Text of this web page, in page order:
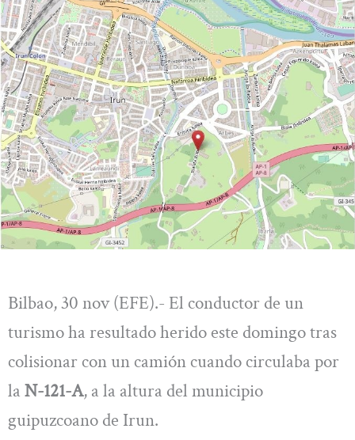
Bilbao, 30 nov (EFE).- El conductor de un
turismo ha resultado herido este domingo tras
colisionar con un camión cuando circulaba por
la N-121-A, a la altura del municipio
guipuzcoano de Irun.